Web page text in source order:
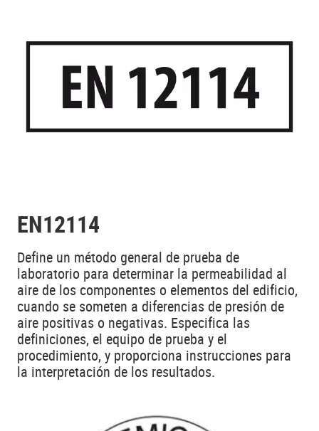
EN12114
Define un método general de prueba de
laboratorio para determinar la permeabilidad al
aire de los componentes o elementos del edificio,
cuando se someten a diferencias de presión de
aire positivas o negativas. Especifica las
definiciones, el equipo de prueba y el
procedimiento, y proporciona instrucciones para
la interpretación de los resultados.